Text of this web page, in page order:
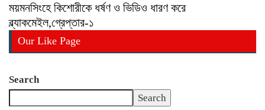
ময়মনসিংহে কিশোরীকে ধর্ষণ ও ভিডিও ধারণ করে
ব্ল্যাকমেইল,গ্রেপ্তার-১
Our Like Page
Search
Search